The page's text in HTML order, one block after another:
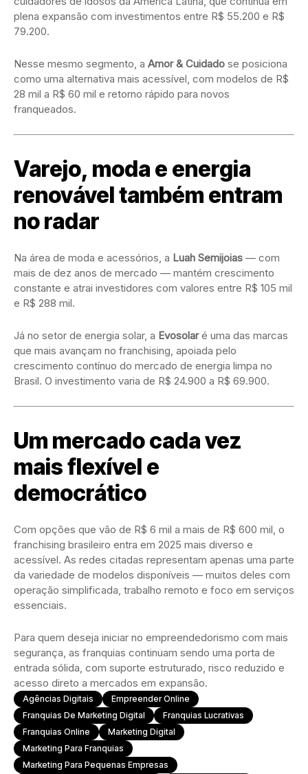
plena expansão com investimentos entre R$ 55.200 e R$
79.200.
Nesse mesmo segmento, a Amor & Cuidado se posiciona
como uma alternativa mais acessível, com modelos de R$
28 mil a R$ 60 mil e retorno rápido para novos
franqueados.
Varejo, moda e energia
renovável também entram
no radar
Na área de moda e acessórios, a Luah Semijoias — com
mais de dez anos de mercado — mantém crescimento
constante e atrai investidores com valores entre R$ 105 mil
e R$ 288 mil.
Já no setor de energia solar, a Evosolaré uma das marcas
que mais avançam no franchising, apoiada pelo
crescimento contínuo do mercado de energia limpa no
Brasil. O investimento varia de R$ 24.900 a R$ 69.900.
Um mercado cada vez
mais flexível e
democrático
Com opções que vão de R$ 6 mil a mais de R$ 600 mil, o
franchising brasileiro entra em 2025 mais diverso e
acessível. As redes citadas representam apenas uma parte
da variedade de modelos disponíveis — muitos deles com
operação simplificada, trabalho remoto e foco em serviços
essenciais.
Para quem deseja iniciar no empreendedorismo com mais
segurança, as franquias continuam sendo uma porta de
entrada sólida, com suporte estruturado, risco reduzido e
acesso direto a mercados em expansão.
Agências Digitais
Empreender Online
Franquias De Marketing Digital
Franquias Lucrativas
Franquias Online
Marketing Digital
Marketing Para Franquias
Marketing Para Pequenas Empresas